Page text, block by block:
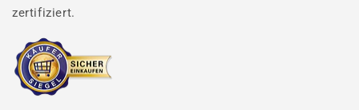
zertifiziert.